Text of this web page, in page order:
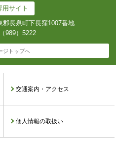
用サイト
郡長泉町下長窪1007番地
989）5222
ジトップへ
交通案内・アクセス
個人情報の取扱い